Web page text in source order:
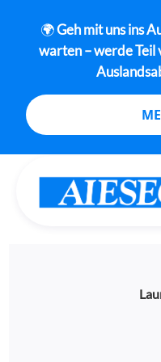
🌍Geh mit uns ins
warten – werde Teil